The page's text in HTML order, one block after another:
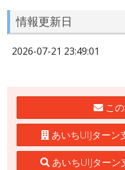
情報更新日
2026-07-21 23:49:01
こ
あいちUIJター
あいちUIJター